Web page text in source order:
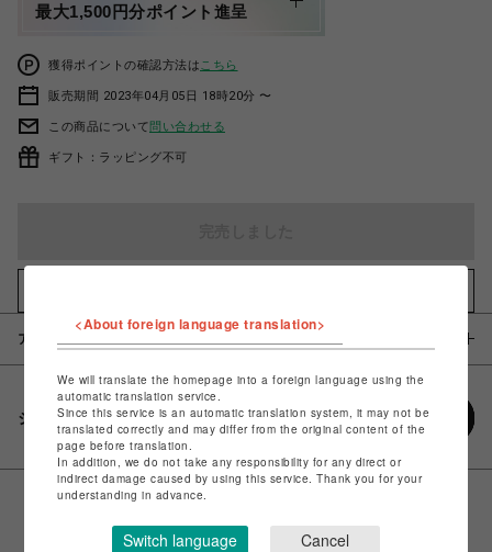
最大1,500円分ポイント進呈
獲得ポイントの確認方法は こちら
販売期間 2023年04月05日 18時20分 〜
この商品について問い合わせる
ギフト：ラッピング不可
アイテム説明 / 素材
シェアする
<About foreign language translation>
We will translate the homepage into a foreign language using the
automatic translation service.
Since this service is an automatic translation system, it may not be
translated correctly and may differ from the original content of the
page before translation.
In addition, we do not take any responsibility for any direct or
indirect damage caused by using this service. Thank you for your
understanding in advance.
Switch language Cancel